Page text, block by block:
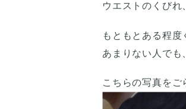
ウエストのくびれ
もともとある程度
あまりない人でも
こちらの写真をご